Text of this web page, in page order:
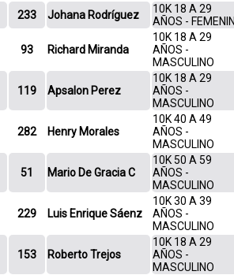
233 Johana Rodríguez
10K 18 A 29
AÑOS -
93 Richard Miranda
10K 18 A 29
AÑOS -
MASCULINO
119 Apsalon Perez
10K 18 A 29
AÑOS -
MASCULINO
282 Henry Morales
10K 40 A 49
AÑOS -
MASCULINO
51 Mario De Gracia C
10K 50 A 59
AÑOS -
MASCULINO
229 Luis Enrique Sáenz
10K 30 A 39
AÑOS -
MASCULINO
153 Roberto Trejos
10K 18 A 29
AÑOS -
MASCULINO